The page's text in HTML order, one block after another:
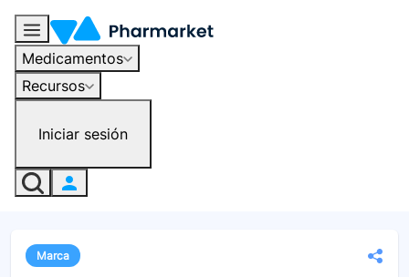
Medicamentos
Recursos
Iniciar sesión
Marca